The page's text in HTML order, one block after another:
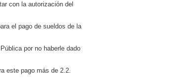
con la autorización del
el pago de sueldos de la
por no haberle dado
este pago más de 2.2.